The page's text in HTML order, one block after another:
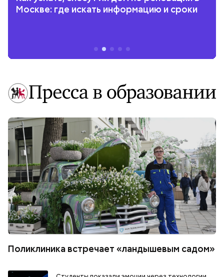
Москве: где искать информацию и сроки
Поликлиника встречает «ландышевым садом»